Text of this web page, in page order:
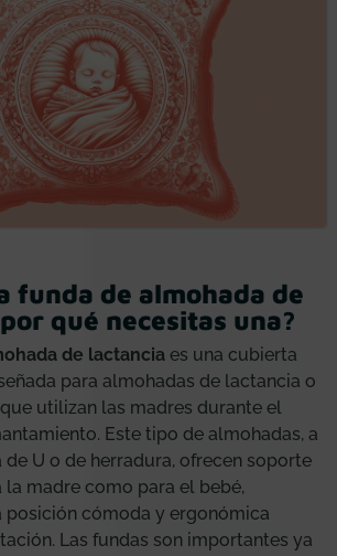
funda de almohada de
qué necesitas una?
de lactancia es una cubierta
para almohadas de lactancia o
utilizan las madres durante el
Este tipo de almohadas, a
U o de herradura, ofrecen soporte
madre como para el bebé,
posición cómoda y ergonómica
Las fundas son importantes ya